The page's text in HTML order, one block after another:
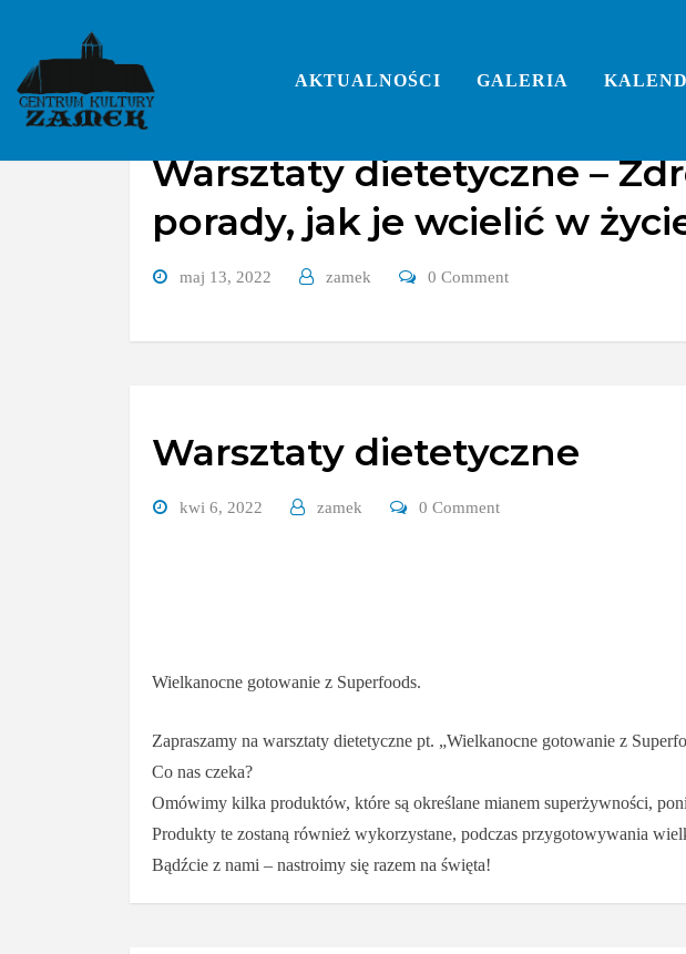
content
AKTUALNOŚCI GALERIA
Warsztaty dietetyczne –
porady, jak je wcielić w
maj 13, 2022 zamek 0 Comment
Warsztaty dietetyczne
kwi 6, 2022 zamek 0 Comment
Wielkanocne gotowanie z Superfoods.
Zapraszamy na warsztaty dietetyczne pt. „Wielkanocne gotowanie z
Co nas czeka?
Omówimy kilka produktów, które są określane mianem superżywności,
Produkty te zostaną również wykorzystane, podczas przygotowywania
Bądźcie z nami – nastroimy się razem na święta!